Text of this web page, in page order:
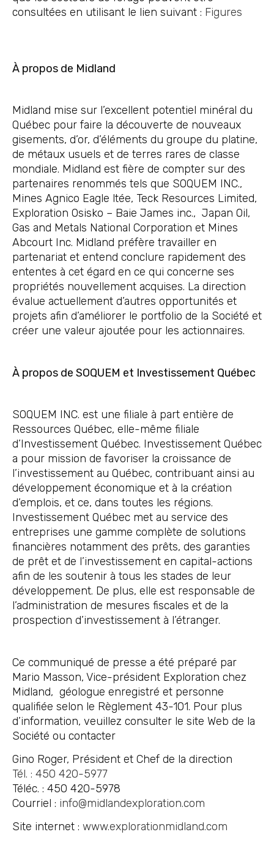
consultées en utilisant le lien suivant : Figures
À propos de Midland
Midland mise sur l’excellent potentiel minéral du
Québec pour faire la découverte de nouveaux
gisements, d’or, d’éléments du groupe du platine,
de métaux usuels et de terres rares de classe
mondiale. Midland est fière de compter sur des
partenaires renommés tels que SOQUEM INC.,
Mines Agnico Eagle ltée, Teck Resources Limited,
Exploration Osisko – Baie James inc., Japan Oil,
Gas and Metals National Corporation et Mines
Abcourt Inc. Midland préfère travailler en
partenariat et entend conclure rapidement des
ententes à cet égard en ce qui concerne ses
propriétés nouvellement acquises. La direction
évalue actuellement d’autres opportunités et
projets afin d’améliorer le portfolio de la Société et
créer une valeur ajoutée pour les actionnaires.
À propos de SOQUEM et Investissement Québec
SOQUEM INC. est une filiale à part entière de
Ressources Québec, elle-même filiale
d’Investissement Québec. Investissement Québec
a pour mission de favoriser la croissance de
l’investissement au Québec, contribuant ainsi au
développement économique et à la création
d’emplois, et ce, dans toutes les régions.
Investissement Québec met au service des
entreprises une gamme complète de solutions
financières notamment des prêts, des garanties
de prêt et de l’investissement en capital-actions
afin de les soutenir à tous les stades de leur
développement. De plus, elle est responsable de
l’administration de mesures fiscales et de la
prospection d’investissement à l’étranger.
Ce communiqué de presse a été préparé par
Mario Masson, Vice-président Exploration chez
Midland, géologue enregistré et personne
qualifiée selon le Règlement 43-101. Pour plus
d’information, veuillez consulter le site Web de la
Société ou contacter
Gino Roger, Président et Chef de la direction
Tél. : 450 420-5977
Téléc. : 450 420-5978
Courriel : info@midlandexploration.com
Site internet : www.explorationmidland.com